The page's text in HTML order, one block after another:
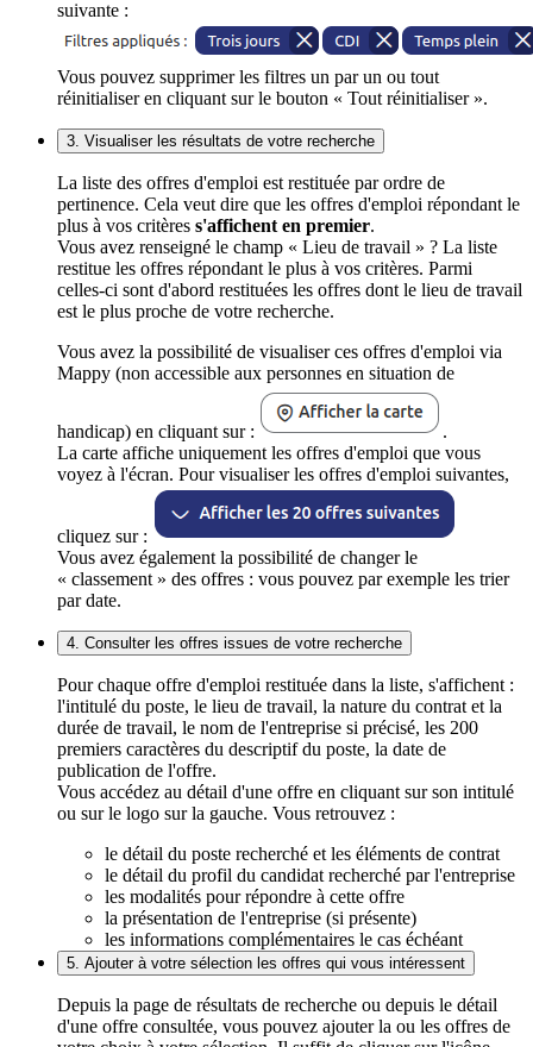
suivante :
Vous pouvez supprimer les filtres un par un ou tout
réinitialiser en cliquant sur le bouton « Tout réinitialiser ».
3. Visualiser les résultats de votre recherche
La liste des offres d'emploi est restituée par ordre de
pertinence. Cela veut dire que les offres d'emploi répondant le
plus à vos critères s'affichent en premier.
Vous avez renseigné le champ « Lieu de travail » ? La liste
restitue les offres répondant le plus à vos critères. Parmi
celles-ci sont d'abord restituées les offres dont le lieu de travail
est le plus proche de votre recherche.
Vous avez la possibilité de visualiser ces offres d'emploi via
Mappy (non accessible aux personnes en situation de
handicap) en cliquant sur :
.
La carte affiche uniquement les offres d'emploi que vous
voyez à l'écran. Pour visualiser les offres d'emploi suivantes,
cliquez sur :
Vous avez également la possibilité de changer le
« classement » des offres : vous pouvez par exemple les trier
par date.
4. Consulter les offres issues de votre recherche
Pour chaque offre d'emploi restituée dans la liste, s'affichent :
l'intitulé du poste, le lieu de travail, la nature du contrat et la
durée de travail, le nom de l'entreprise si précisé, les 200
premiers caractères du descriptif du poste, la date de
publication de l'offre.
Vous accédez au détail d'une offre en cliquant sur son intitulé
ou sur le logo sur la gauche. Vous retrouvez :
le détail du poste recherché et les éléments de contrat
le détail du profil du candidat recherché par l'entreprise
les modalités pour répondre à cette offre
la présentation de l'entreprise (si présente)
les informations complémentaires le cas échéant
5. Ajouter à votre sélection les offres qui vous intéressent
Depuis la page de résultats de recherche ou depuis le détail
d'une offre consultée, vous pouvez ajouter la ou les offres de